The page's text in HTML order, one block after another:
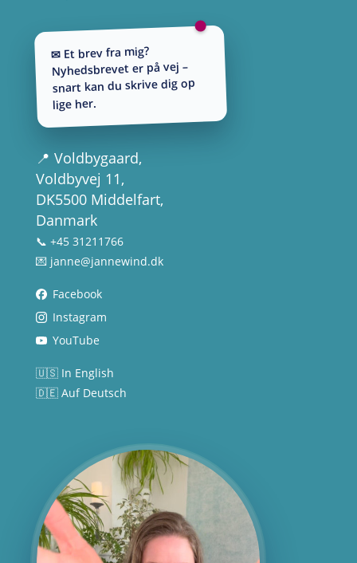
✉ Et brev fra mig?
Nyhedsbrevet er på vej –
snart kan du skrive dig op
lige her.
📍 Voldbygaard,
Voldbyvej 11,
DK5500 Middelfart,
Danmark
📞 +45 31211766
💌 janne@jannewind.dk
Facebook
Instagram
YouTube
🇺🇸 In English
🇩🇪 Auf Deutsch